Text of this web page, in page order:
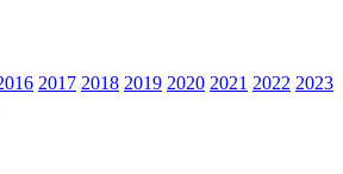
2017 2018 2019 2020 2021 2022 2023